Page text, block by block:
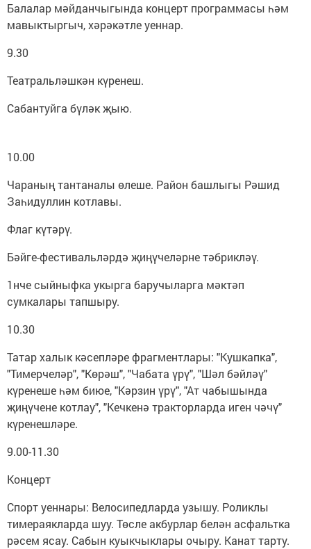
Балалар мәйданчыгында концерт программасы һәм
мавыктыргыч, хәрәкәтле уеннар.
9.30
Театральләшкән күренеш.
Сабантуйга бүләк җыю.
10.00
Чараның тантаналы өлеше. Район башлыгы Рәшид
Заһидуллин котлавы.
Флаг күтәрү.
Бәйге-фестивальләрдә җи­ңү­челәрне тәбрикләү.
1нче сыйныфка укырга баручыларга мәктәп
сумкалары тапшыру.
10.30
Татар халык кәсепләре фраг­ментлары: "Кушкапка",
"Тимерчеләр", "Көрәш", "Чабата үрү", "Шәл бәйләү"
күренеше һәм биюе, "Кәр­зин үрү", "Ат чабышында
җиңүчене котлау", "Кечкенә тракторларда иген чәчү"
күренешләре.
9.00-11.30
Концерт
Спорт уеннары: Велосипедларда узышу. Роликлы
тимераякларда шуу. Төсле акбурлар белән асфальтка
рәсем ясау. Сабын куыкчыклары очыру. Канат тарту.